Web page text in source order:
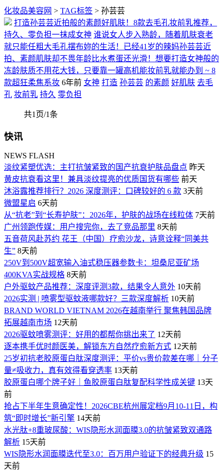
化妆品美容网 > TAG标签 > 孙芸芸
打造孙芸芸近拍般的素颜好肌肤！8款去毛孔妆前乳推荐，
持久、零负担一抹成女神 谁说女人步入熟龄，随着肌肤衰老
就只能任粗大毛孔摆布妳的生活！已经41岁的辣妈孙芸芸近
拍、素颜肌肤却不畏年龄比水煮蛋还光滑！想要打造女神般的
冻龄肤质不用花大钱，只要靠一罐高机能妆前乳就能办到 ~ 8
款超狂柔焦系妆 6年前 女神 打造 孙芸芸 的素颜 好肌肤 去毛
孔 妆前乳 持久 零负担
共1页/1条
快讯
NEWS FLASH
淡纹紧塑优选：主打抗皱紧致的国产抗衰护肤品盘点 昨天
黄皮抗衰看这里！兼具淡纹提亮的优质国货有哪些 前天
沐浴露推荐排行？2026 深度测评：口碑较好的 6 款 3天前
微盟星启 6天前
从“抗老”到“长寿护肤”：2026年，护肤的战场在线粒体 7天前
广州领跑传媒：用户搜完你，去了竞品那里 8天前
五音荷风赴苏约 花王（中国）疗愈沙龙，诗意诠释“同美共
生” 8天前
250V到500V超宽输入油式稳压器参数卡：坦桑尼亚矿场
400KVA实战规格 8天前
户外驱蚊产品推荐：深度评测3款，结果令人意外 10天前
2026实测 | 喷雾型驱蚊液哪款好？三款深度解析 10天前
BRAND WORLD VIETNAM 2026在越南举行 聚焦韩国品牌
拓展越南市场 12天前
2026驱蚊喷雾测评：好用的都帮你挑出来了 12天前
逐本携手优时颜医美，解锁东方自然疗愈新方式 12天前
25岁初抗老胶原蛋白肽深度测评：平价vs贵价款差在哪｜分子
量≠吸收力，真有效得看穿透率 13天前
胶原蛋白哪个牌子好｜鱼胶原蛋白肽复配科学性成关键 13天
前
抢占下半年生意确定性！2026CBE杭州展定档9月10-11日，构
筑“即时增长”新引擎 14天前
水光肽+8重玻尿酸：WIS隐形水润面膜3.0的抗皱紧致双通路
解析 15天前
WIS隐形水润面膜迭代至3.0：百万用户验证下的经典升级 15
天前